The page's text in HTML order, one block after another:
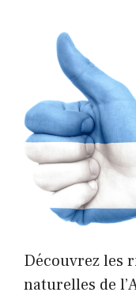
Découvrez les
naturelles de